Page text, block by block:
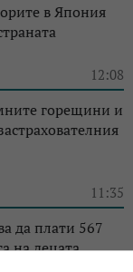
в Япония
12:08
горещини и
11:35
да плати 567
на децата